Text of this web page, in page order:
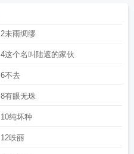
2未雨绸缪
4这个名叫陆遮的家伙
6不去
8有眼无珠
10纯坏种
12昳丽